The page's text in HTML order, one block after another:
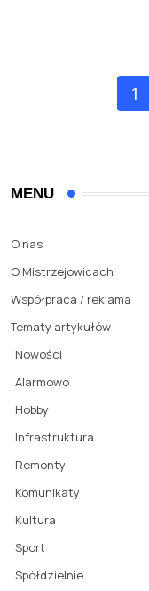
1
MENU
O nas
O Mistrzejowicach
Współpraca / reklama
Tematy artykułów
Nowości
Alarmowo
Hobby
Infrastruktura
Remonty
Komunikaty
Kultura
Sport
Spółdzielnie